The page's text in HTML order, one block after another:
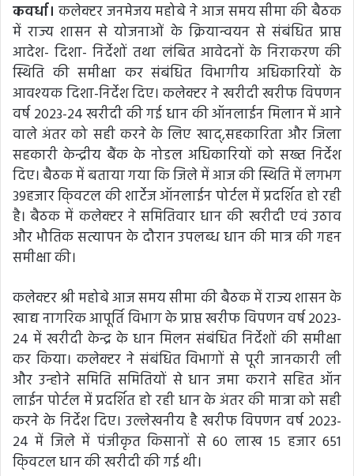
कवर्धा। कलेक्टर जनमेजय महोबे ने आज समय सीमा की बैठक
में राज्य शासन से योजनाओं के क्रियान्वयन से संबंधित प्राप्त
आदेश- दिशा- निर्देशों तथा लंबित आवेदनों के निराकरण की
स्थिति की समीक्षा कर संबंधित विभागीय अधिकारियों के
आवश्यक दिशा-निर्देश दिए। कलेक्टर ने खरीदी खरीफ विपणन
वर्ष 2023-24 खरीदी की गई धान की ऑनलाईन मिलान में आने
वाले अंतर को सही करने के लिए खाद्,सहकारिता और जिला
सहकारी केन्द्रीय बैंक के नोडल अधिकारियों को सख्त निर्देश
दिए। बैठक में बताया गया कि जिले में आज की स्थिति में लगभग
39हजार कि्ंवटल की शार्टेज ऑनलाईन पोर्टल में प्रदर्शित हो रही
है। बैठक में कलेक्टर ने समितिवार धान की खरीदी एवं उठाव
और भौतिक सत्यापन के दौरान उपलब्ध धान की मात्र की गहन
समीक्षा की।
कलेक्टर श्री महोबे आज समय सीमा की बैठक में राज्य शासन के
खाद्य नागरिक आपूर्ति विभाग के प्राप्त खरीफ विपणन वर्ष 2023-
24 में खरीदी केन्द्र के धान मिलन संबंधित निर्देशों की समीक्षा
कर किया। कलेक्टर ने संबंधित विभागों से पूरी जानकारी ली
और उन्होने समिति समितियों से धान जमा कराने सहित ऑन
लाईन पोर्टल में प्रदर्शित हो रही धान के अंतर की मात्रा को सही
करने के निर्देश दिए। उल्लेखनीय है खरीफ विपणन वर्ष 2023-
24 में जिले में पंजीकृत किसानों से 60 लाख 15 हजार 651
कि्ंवटल धान की खरीदी की गई थी।